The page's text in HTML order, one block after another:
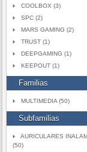
COOLBOX (3)
SPC (2)
MARS GAMING (2)
TRUST (1)
DEEPGAMING (1)
KEEPOUT (1)
Familias
MULTIMEDIA (50)
Subfamilias
AURICULARES
(50)